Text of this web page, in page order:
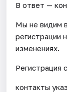
В ответ —
Мы не видим
регистрации
изменениях.
Регистрация
контакты